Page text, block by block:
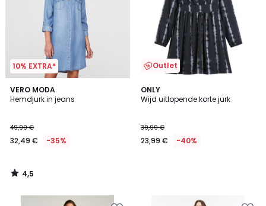
10% EXTRA*
VERO MODA
Hemdjurk in jeans
49,99 €
32,49 € -35%
4,5
/ 5
4,5
/
Outlet
ONLY
Wijd uitlopende korte jurk
39,99 €
23,99 € -40%